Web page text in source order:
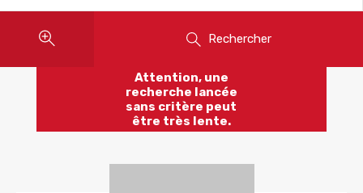
Rechercher
Attention, une
recherche lancée
sans critère peut
être très lente.